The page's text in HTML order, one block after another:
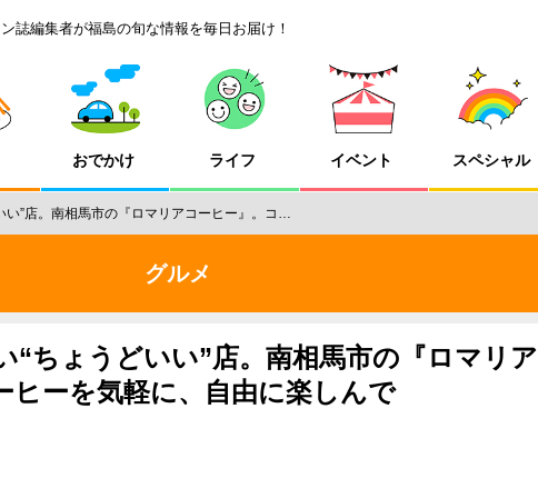
誌編集者が福島の旬な情報を毎日お届け！
おでかけ ライフ イベント スペシャル
い”店。南相馬市の『ロマリアコーヒー』。コ…
グルメ
“ちょうどいい”店。南相馬市の『ロマリア
ヒーを気軽に、自由に楽しんで